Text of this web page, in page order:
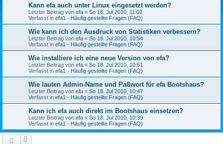
Kann efa auch unter Linux eingesetzt werden?
Letzter Beitrag von efa « So 18. Jul 2010, 11:02
Verfasst in efa1 - Häufig gestellte Fragen (FAQ)
Wie kann ich den Ausdruck von Statistiken verbessern?
Letzter Beitrag von efa « So 18. Jul 2010, 10:54
Verfasst in efa1 - Häufig gestellte Fragen (FAQ)
Wie installiere ich eine neue Version von efa?
Letzter Beitrag von efa « So 18. Jul 2010, 10:51
Verfasst in efa1 - Häufig gestellte Fragen (FAQ)
Wie lauten Admin-Name und Paßwort für efa Bootshaus?
Letzter Beitrag von efa « So 18. Jul 2010, 10:47
Verfasst in efa1 - Häufig gestellte Fragen (FAQ)
Kann ich efa auch direkt im Bootshaus einsetzen?
Letzter Beitrag von efa « So 18. Jul 2010, 10:39
Verfasst in efa1 - Häufig gestellte Fragen (FAQ)